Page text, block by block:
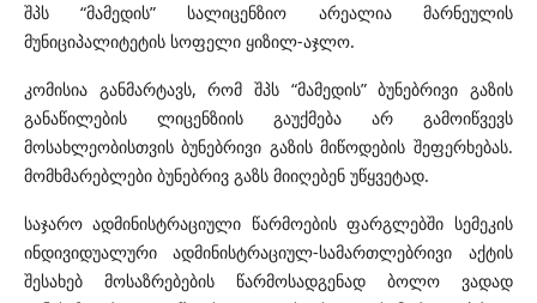
შპს “მამედის” სალიცენზიო არეალია მარნეულის
მუნიციპალიტეტის სოფელი ყიზილ-აჯლო.
კომისია განმარტავს, რომ შპს “მამედის” ბუნებრივი გაზის
განაწილების ლიცენზიის გაუქმება არ გამოიწვევს
მოსახლეობისთვის ბუნებრივი გაზის მიწოდების შეფერხებას.
მომხმარებლები ბუნებრივ გაზს მიიღებენ უწყვეტად.
საჯარო ადმინისტრაციული წარმოების ფარგლებში სემეკის
ინდივიდუალური ადმინისტრაციულ-სამართლებრივი აქტის
შესახებ მოსაზრებების წარმოსადგენად ბოლო ვადად